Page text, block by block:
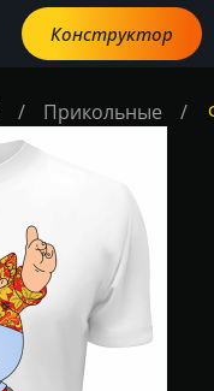
Конструктор
/ Прикольные /